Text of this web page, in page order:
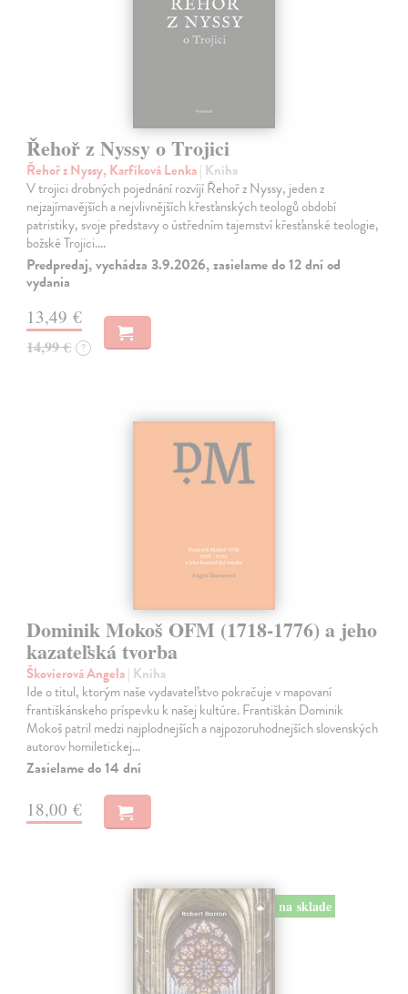
Řehoř z Nyssy o Trojici
Řehoř z Nyssy, Karfíková Lenka| Kniha
V trojici drobných pojednání rozvíjí Řehoř z Nyssy, jeden z
nejzajímavějších a nejvlivnějších křesťanských teologů období
patristiky, svoje představy o ústředním tajemství křesťanské teologie,
božské Trojici.…
Predpredaj, vychádza 3.9.2026, zasielame do 12 dní od
vydania
13,49 €
14,99 € ?
Dominik Mokoš OFM (1718-1776) a jeho
kazateľská tvorba
Škovierová Angela| Kniha
Ide o titul, ktorým naše vydavateľstvo pokračuje v mapovaní
františkánskeho príspevku k našej kultúre. Františkán Dominik
Mokoš patril medzi najplodnejších a najpozoruhodnejších slovenských
autorov homiletickej…
Zasielame do 14 dní
18,00 €
na sklade